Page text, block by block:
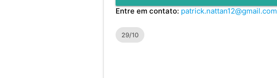
Entre em contato: patrick.nattan12@gmail.com
29/10